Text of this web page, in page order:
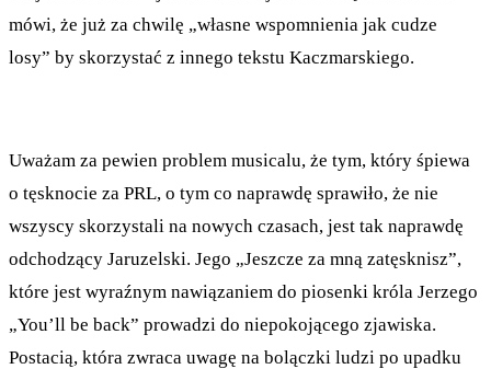
mówi, że już za chwilę „własne wspomnienia jak cudze
losy” by skorzystać z innego tekstu Kaczmarskiego.
Uważam za pewien problem musicalu, że tym, który śpiewa
o tęsknocie za PRL, o tym co naprawdę sprawiło, że nie
wszyscy skorzystali na nowych czasach, jest tak naprawdę
odchodzący Jaruzelski. Jego „Jeszcze za mną zatęsknisz”,
które jest wyraźnym nawiązaniem do piosenki króla Jerzego
„You’ll be back” prowadzi do niepokojącego zjawiska.
Postacią, która zwraca uwagę na bolączki ludzi po upadku